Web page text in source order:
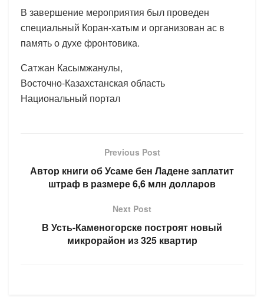
В завершение мероприятия был проведен
специальный Коран-хатым и организован ас в
память о духе фронтовика.
Сатжан Касымжанулы,
Восточно-Казахстанская область
Национальный портал
Previous Post
Автор книги об Усаме бен Ладене заплатит
штраф в размере 6,6 млн долларов
Next Post
В Усть-Каменогорске построят новый
микрорайон из 325 квартир